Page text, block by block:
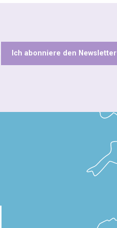
Ich abonniere den Newsletter